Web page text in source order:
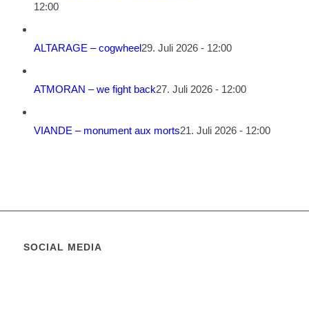
12:00
ALTARAGE – cogwheel29. Juli 2026 - 12:00
ATMORAN – we fight back27. Juli 2026 - 12:00
VIANDE – monument aux morts21. Juli 2026 - 12:00
SOCIAL MEDIA